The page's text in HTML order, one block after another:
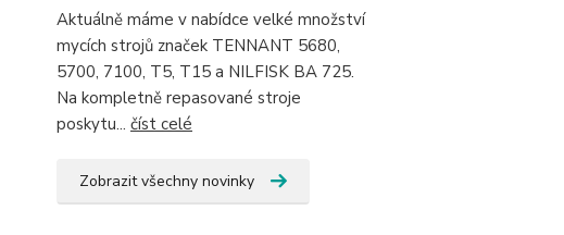
Aktuálně máme v nabídce velké množství
mycích strojů značek TENNANT 5680,
5700, 7100, T5, T15 a NILFISK BA 725.
Na kompletně repasované stroje
poskytu... číst celé
Zobrazit všechny novinky